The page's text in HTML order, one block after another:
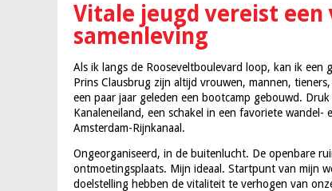
Vitale jeugd vereist een
samenleving
Als ik langs de Rooseveltboulevard loop, kan ik een
Prins Clausbrug zijn altijd vrouwen, mannen,
een paar jaar geleden een bootcamp gebouwd.
Kanaleneiland, een schakel in een favoriete
Amsterdam-Rijnkanaal.
Ongeorganiseerd, in de buitenlucht. De openbare
ontmoetingsplaats. Mijn ideaal. Startpunt van mijn
doelstelling hebben de vitaliteit te verhogen van